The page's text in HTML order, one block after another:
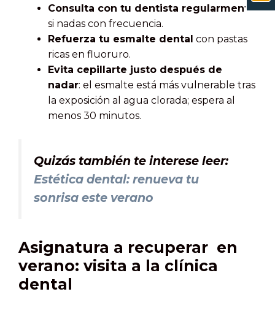
Consulta con tu dentista regularmente
si nadas con frecuencia.
Refuerza tu esmalte dental con pastas
ricas en fluoruro.
Evita cepillarte justo después de
nadar: el esmalte está más vulnerable tras
la exposición al agua clorada; espera al
menos 30 minutos.
Quizás también te interese leer:
Estética dental: renueva tu
sonrisa este verano
Asignatura a recuperar en
verano: visita a la clínica
dental